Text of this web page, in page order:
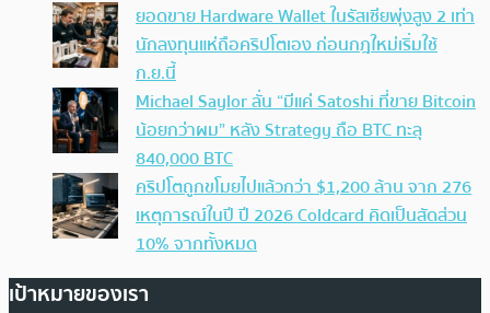
ยอดขาย Hardware Wallet ในรัสเซียพุ่งสูง 2 เท่า
นักลงทุนแห่ถือคริปโตเอง ก่อนกฎใหม่เริ่มใช้
ก.ย.นี้
Michael Saylor ลั่น “มีแค่ Satoshi ที่ขาย Bitcoin
น้อยกว่าผม” หลัง Strategy ถือ BTC ทะลุ
840,000 BTC
คริปโตถูกขโมยไปแล้วกว่า $1,200 ล้าน จาก 276
เหตุการณ์ในปี ปี 2026 Coldcard คิดเป็นสัดส่วน
10% จากทั้งหมด
เป้าหมายของเรา